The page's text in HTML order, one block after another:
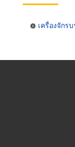
เครื่องจักร